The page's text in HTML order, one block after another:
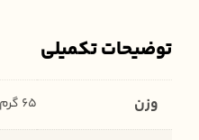
توضیحات تکمیلی
وزن 65 گرم